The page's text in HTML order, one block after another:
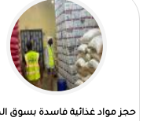
حجز مواد غذائية فاسدة بسوق